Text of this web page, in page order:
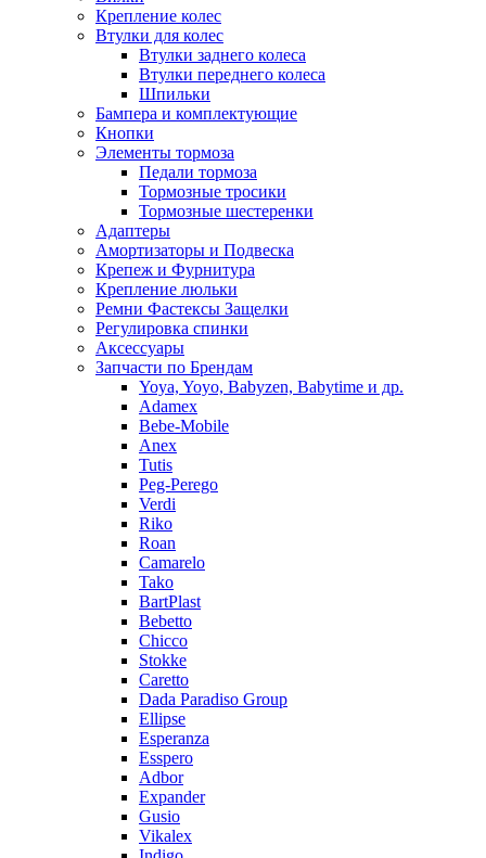
Крепление колес
Втулки для колес
Втулки заднего колеса
Втулки переднего колеса
Шпильки
Бампера и комплектующие
Кнопки
Элементы тормоза
Педали тормоза
Тормозные тросики
Тормозные шестеренки
Адаптеры
Амортизаторы и Подвеска
Крепеж и Фурнитура
Крепление люльки
Ремни Фастексы Защелки
Регулировка спинки
Аксессуары
Запчасти по Брендам
Yoya, Yoyo, Babyzen, Babytime и др.
Adamex
Bebe-Mobile
Anex
Tutis
Peg-Perego
Verdi
Riko
Roan
Camarelo
Tako
BartPlast
Bebetto
Chicco
Stokke
Caretto
Dada Paradiso Group
Ellipse
Esperanza
Esspero
Adbor
Expander
Gusio
Vikalex